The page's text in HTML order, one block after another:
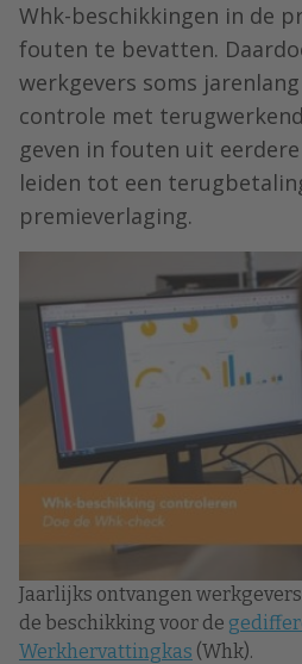
Whk-beschikkingen in de
fouten te bevatten.
werkgevers soms
controle met
geven in fouten uit
leiden tot een
premieverlaging.
Jaarlijks ontvangen
de beschikking voor de
Werkhervattingkas (Whk).